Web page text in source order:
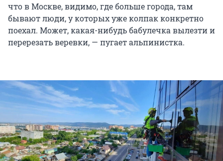
что в Москве, видимо, где больше города, там
бывают люди, у которых уже колпак конкретно
поехал. Может, какая-нибудь бабулечка вылезти и
перерезать веревки, — пугает альпинистка.